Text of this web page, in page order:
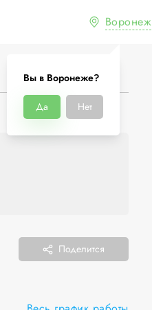
Воронеж
Вы в Воронеже?
Да Нет
Поделится